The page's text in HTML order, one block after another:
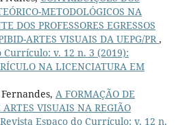
METODOLÓGICOS NA
DOS PROFESSORES EGRESSOS
ARTES VISUAIS DA UEPG/PR,
Currículo: v. 12 n. 3 (2019):
NA LICENCIATURA EM
A FORMAÇÃO DE
ARTES VISUAIS NA REGIÃO
Revista Espaço do Currículo: v. 12 n.